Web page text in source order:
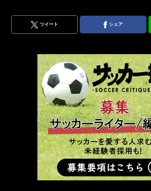
ツイート シェア